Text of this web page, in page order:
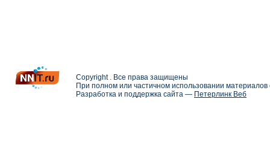
Copyright . Все права защищены
При полном или частичном использовании
Разработка и поддержка сайта — Петерлинк Веб